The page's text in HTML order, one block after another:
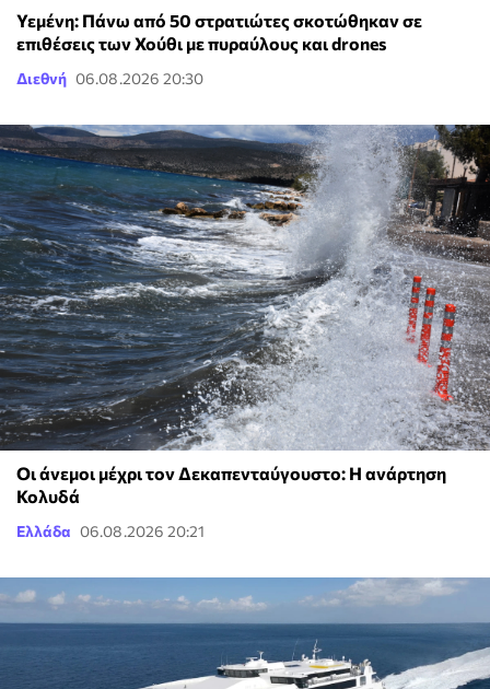
Υεμένη: Πάνω από 50 στρατιώτες σκοτώθηκαν σε
επιθέσεις των Χούθι με πυραύλους και drones
Διεθνή 06.08.2026 20:30
Οι άνεμοι μέχρι τον Δεκαπενταύγουστο: Η ανάρτηση
Κολυδά
Ελλάδα 06.08.2026 20:21